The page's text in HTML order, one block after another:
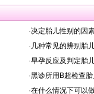
·决定胎儿性别的因
· 几种常见的辨别胎
·早孕反应及判定胎
·黑诊所用B超检查
·在什么情况下可以